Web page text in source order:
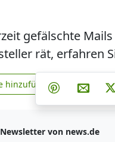
gefälschte Mails
rät, erfahren
zu Google hinzufügen
hinzufügen Teilen
Teilen auf
Per
Newsletter von news.de